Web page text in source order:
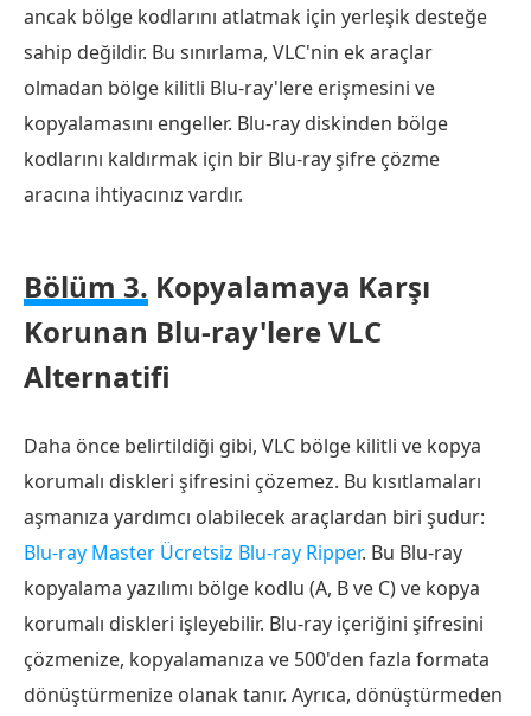
ancak bölge kodlarını atlatmak için yerleşik desteğe
sahip değildir. Bu sınırlama, VLC'nin ek araçlar
olmadan bölge kilitli Blu-ray'lere erişmesini ve
kopyalamasını engeller. Blu-ray diskinden bölge
kodlarını kaldırmak için bir Blu-ray şifre çözme
aracına ihtiyacınız vardır.
Bölüm 3. Kopyalamaya Karşı
Korunan Blu-ray'lere VLC
Alternatifi
Daha önce belirtildiği gibi, VLC bölge kilitli ve kopya
korumalı diskleri şifresini çözemez. Bu kısıtlamaları
aşmanıza yardımcı olabilecek araçlardan biri şudur:
Blu-ray Master Ücretsiz Blu-ray Ripper. Bu Blu-ray
kopyalama yazılımı bölge kodlu (A, B ve C) ve kopya
korumalı diskleri işleyebilir. Blu-ray içeriğini şifresini
çözmenize, kopyalamanıza ve 500'den fazla formata
dönüştürmenize olanak tanır. Ayrıca, dönüştürmeden